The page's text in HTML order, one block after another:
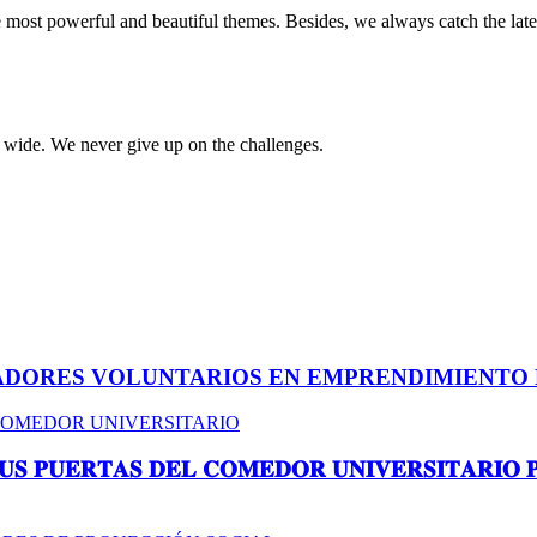
powerful and beautiful themes. Besides, we always catch the
We never give up on the challenges.
VOLUNTARIOS EN EMPRENDIMIENTO
𝐏𝐔𝐄𝐑𝐓𝐀𝐒 𝐃𝐄𝐋 𝐂𝐎𝐌𝐄𝐃𝐎𝐑